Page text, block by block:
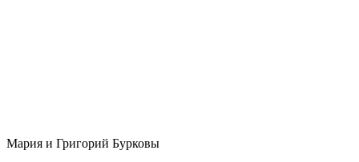
Мария и Григорий Бурковы